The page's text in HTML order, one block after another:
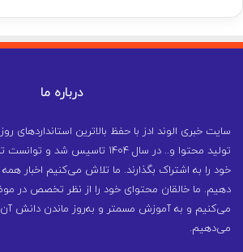
درباره ما
سایت خبری الوند ادز با حفظ بالاترین استانداردهای
تولید محتوا و.. در سال ۱۴۰۴ تاسیس
خود را به اشتراک بگذارند. ما تلاش می‌کنیم اخبار همه
دهیم. ما خالقان محتوای خود را از نظر تخصص در
می‌کنیم و به آموزش مسمتر و به‌روز ماندن دانش
می‌دهیم.